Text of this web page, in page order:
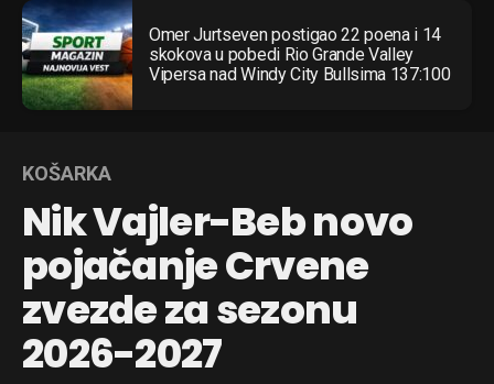
Omer Jurtseven postigao 22 poena i 14
skokova u pobedi Rio Grande Valley
Vipersa nad Windy City Bullsima 137:100
KOŠARKA
Nik Vajler-Beb novo
pojačanje Crvene
zvezde za sezonu
2026-2027